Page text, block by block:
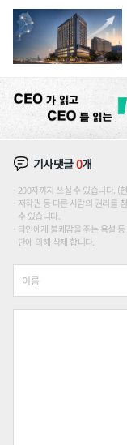
기사댓글0개
200자까지 쓰실 수 있습니다.
저작권 등 다른 사람의 권리를
수 있습니다.
타인에게 불쾌감을 주는 욕설
단에 의해 삭제 합니다.